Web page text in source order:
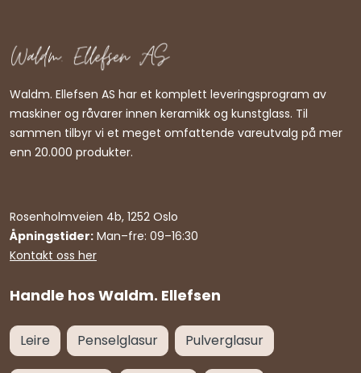
Handle hos Waldm. Ellefsen
Waldm. Ellefsen AS har et komplett leveringsprogram av
maskiner og råvarer innen keramikk og kunstglass. Til
sammen tilbyr vi et meget omfattende vareutvalg på mer
enn 20.000 produkter.
Rosenholmveien 4b, 1252 Oslo
Åpningstider: Man–fre: 09–16:30
Kontakt oss her
Leire Penselglasur Pulverglasur